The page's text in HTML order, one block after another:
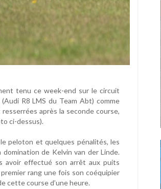
tenu ce week-end sur le circuit
R8 LMS du Team Abt) comme
après la seconde course,
ci-dessus).
peloton et quelques pénalités, les
de Kelvin van der Linde.
avoir effectué son arrêt aux puits
rang une fois son coéquipier
cette course d’une heure.